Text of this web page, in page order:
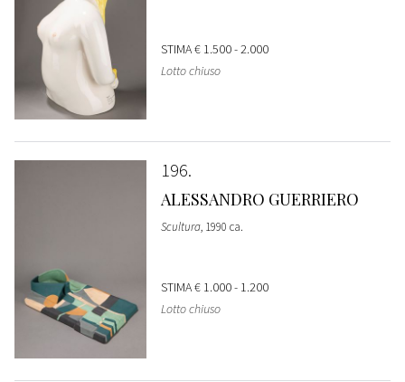
STIMA€ 1.500 - 2.000
Lotto chiuso
196
ALESSANDRO GUERRIERO
Scultura, 1990 ca.
STIMA€ 1.000 - 1.200
Lotto chiuso